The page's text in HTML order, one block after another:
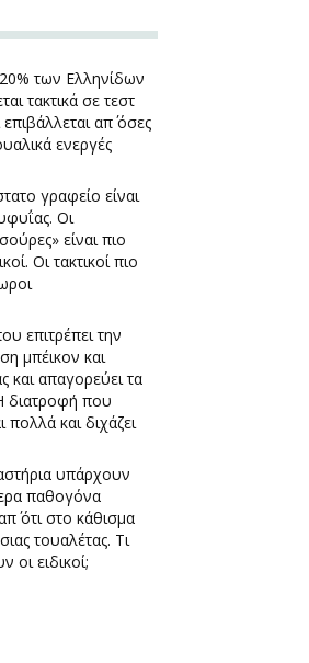
των Ελληνίδων
τακτικά σε τεστ
απ΄ όσες
ενεργές
γραφείο είναι
Οι
είναι πιο
Οι τακτικοί πιο
επιτρέπει την
μπέικον και
και απαγορεύει τα
διατροφή που
πολλά και διχάζει
υπάρχουν
παθογόνα
ότι στο κάθισμα
τουαλέτας. Τι
οι ειδικοί;